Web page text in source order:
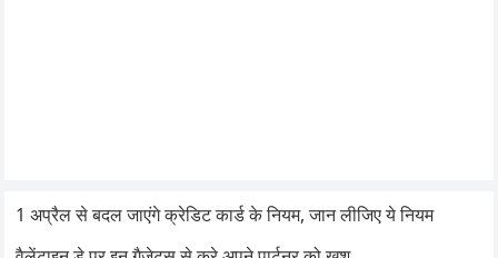
1 अप्रैल से बदल जाएंगे क्रेडिट कार्ड के नियम, जान लीजिए ये नियम